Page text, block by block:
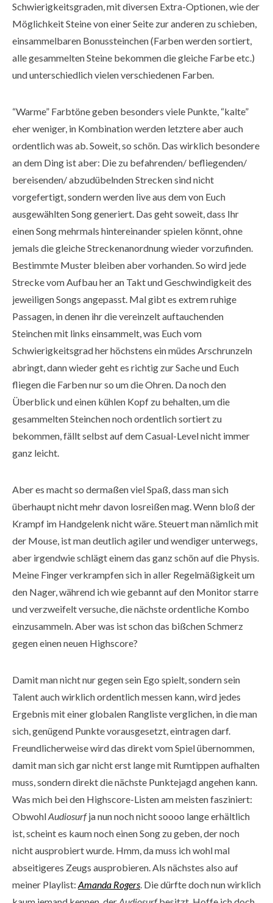
Schwierigkeitsgraden, mit diversen Extra-Optionen, wie der
Möglichkeit Steine von einer Seite zur anderen zu schieben,
einsammelbaren Bonussteinchen (Farben werden sortiert,
alle gesammelten Steine bekommen die gleiche Farbe etc.)
und unterschiedlich vielen verschiedenen Farben.
“Warme” Farbtöne geben besonders viele Punkte, “kalte”
eher weniger, in Kombination werden letztere aber auch
ordentlich was ab. Soweit, so schön. Das wirklich besondere
an dem Ding ist aber: Die zu befahrenden/ befliegenden/
bereisenden/ abzudübelnden Strecken sind nicht
vorgefertigt, sondern werden live aus dem von Euch
ausgewählten Song generiert. Das geht soweit, dass Ihr
einen Song mehrmals hintereinander spielen könnt, ohne
jemals die gleiche Streckenanordnung wieder vorzufinden.
Bestimmte Muster bleiben aber vorhanden. So wird jede
Strecke vom Aufbau her an Takt und Geschwindigkeit des
jeweiligen Songs angepasst. Mal gibt es extrem ruhige
Passagen, in denen ihr die vereinzelt auftauchenden
Steinchen mit links einsammelt, was Euch vom
Schwierigkeitsgrad her höchstens ein müdes Arschrunzeln
abringt, dann wieder geht es richtig zur Sache und Euch
fliegen die Farben nur so um die Ohren. Da noch den
Überblick und einen kühlen Kopf zu behalten, um die
gesammelten Steinchen noch ordentlich sortiert zu
bekommen, fällt selbst auf dem Casual-Level nicht immer
ganz leicht.
Aber es macht so dermaßen viel Spaß, dass man sich
überhaupt nicht mehr davon losreißen mag. Wenn bloß der
Krampf im Handgelenk nicht wäre. Steuert man nämlich mit
der Mouse, ist man deutlich agiler und wendiger unterwegs,
aber irgendwie schlägt einem das ganz schön auf die Physis.
Meine Finger verkrampfen sich in aller Regelmäßigkeit um
den Nager, während ich wie gebannt auf den Monitor starre
und verzweifelt versuche, die nächste ordentliche Kombo
einzusammeln. Aber was ist schon das bißchen Schmerz
gegen einen neuen Highscore?
Damit man nicht nur gegen sein Ego spielt, sondern sein
Talent auch wirklich ordentlich messen kann, wird jedes
Ergebnis mit einer globalen Rangliste verglichen, in die man
sich, genügend Punkte vorausgesetzt, eintragen darf.
Freundlicherweise wird das direkt vom Spiel übernommen,
damit man sich gar nicht erst lange mit Rumtippen aufhalten
muss, sondern direkt die nächste Punktejagd angehen kann.
Was mich bei den Highscore-Listen am meisten fasziniert:
ObwohlAudiosurfja nun noch nicht soooo lange erhältlich
ist, scheint es kaum noch einen Song zu geben, der noch
nicht ausprobiert wurde. Hmm, da muss ich wohl mal
abseitigeres Zeugs ausprobieren. Als nächstes also auf
meiner Playlist: Amanda Rogers. Die dürfte doch nun wirklich